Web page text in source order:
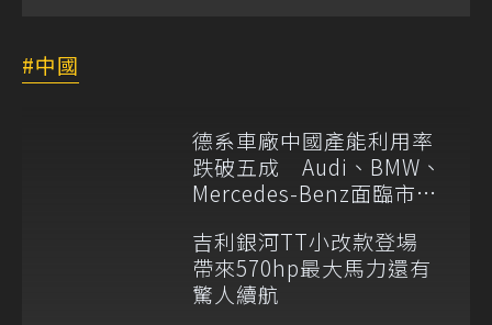
中國
德系車廠中國產能利用率
跌破五成 Audi、BMW、
Mercedes-Benz面臨市場
吉利銀河TT小改款登場
帶來570hp最大馬力還有
驚人續航